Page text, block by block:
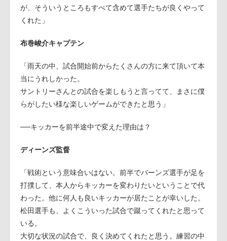
が、そういうところもすべて含めて選手たちが良くやって
くれた」
布巻峻介キャプテン
「雨天の中、試合開始前からたくさんの方に来て頂いて本
当にうれしかった。
サントリーさんとの試合を楽しもうと言ってて、まさに僕
らがしたい様な楽しいゲームができたと思う」
──キッカーを前半途中で変えた理由は？
ディーンズ監督
「戦術という意味合いはない。前半でバーンズ選手が足を
打撲して、本人からキッカーを変わりたいということで代
わった。他に何人も良いキッカーが居たことが幸いした。
松田選手も、よくこういった試合で蹴ってくれたと思って
いる。
大切な状況の試合で、良く決めてくれたと思う。練習の中